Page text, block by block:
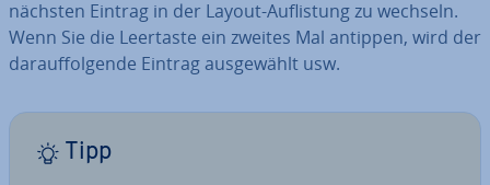
nächsten Eintrag in der Layout-Auf­lis­tung zu wechseln.
Wenn Sie die Leertaste ein zweites Mal antippen, wird der
dar­auf­fol­gen­de Eintrag aus­ge­wählt usw.
Tipp